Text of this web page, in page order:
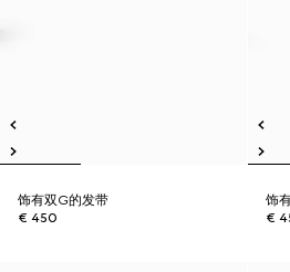
饰有双G的发带
€ 450
饰
€